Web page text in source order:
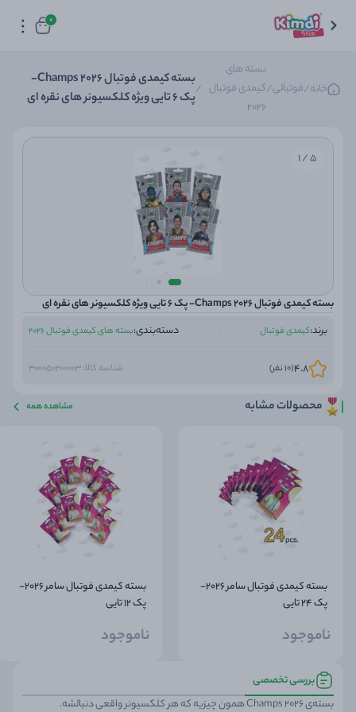
0
خانه/فوتبالی/
بسته های
کیمدی فوتبال
2026
/
بسته کیمدی فوتبال 2026 Champs-
پک 6 تایی ویژه کلکسیونر های نقره ای
5 / 1
بسته کیمدی فوتبال 2026 Champs- پک 6 تایی ویژه کلکسیونر های نقره ای
برند:کیمدی فوتبال دسته‌بندی:بسته های کیمدی فوتبال 2026
4.8(10 نفر) شناسه کالا: 300050200003
محصولات مشابه مشاهده همه
بسته کیمدی فوتبال سامر 2026-
پک 24 تایی
ناموجود
بسته کیمدی فوتبال سامر 2026-
پک 12 تایی
ناموجود
بررسی تخصصی
بسته‌ی Champs 2026 همون چیزیه که هر کلکسیونر واقعی دنبالشه.